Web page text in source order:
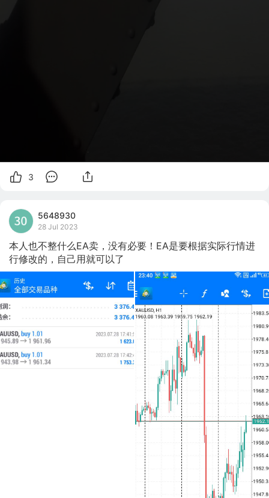
3
5648930
28 Jul 2023
本人也不整什么EA卖，没有必要！EA是要根据实际行情进
行修改的，自己用就可以了